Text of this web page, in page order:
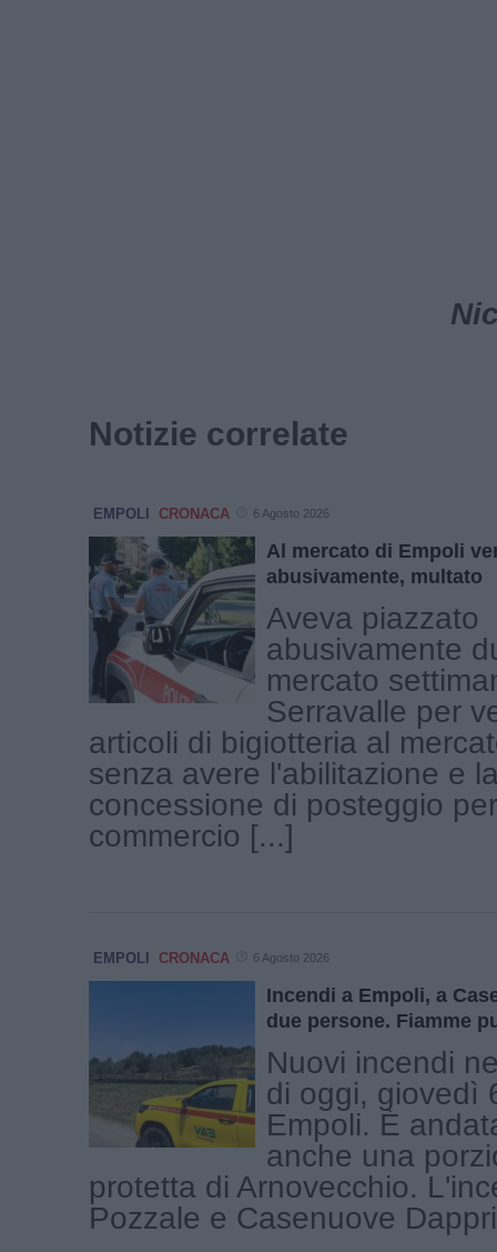
Notizie correlate
EMPOLI CRONACA 6 Agosto 2026
Al mercato di Empoli
abusivamente, multato
Aveva piazzato
abusivamente
mercato
Serravalle per
articoli di bigiotteria al
senza avere l'abilitazione e
concessione di posteggio
commercio [...]
EMPOLI CRONACA 6 Agosto 2026
Incendi a Empoli, a
due persone. Fiamme
Nuovi incendi
di oggi, giovedì
Empoli. È
anche una
protetta di Arnovecchio.
Pozzale e Casenuove